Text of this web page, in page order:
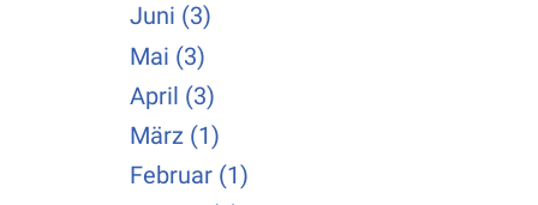
Juni (3)
Mai (3)
April (3)
März (1)
Februar (1)